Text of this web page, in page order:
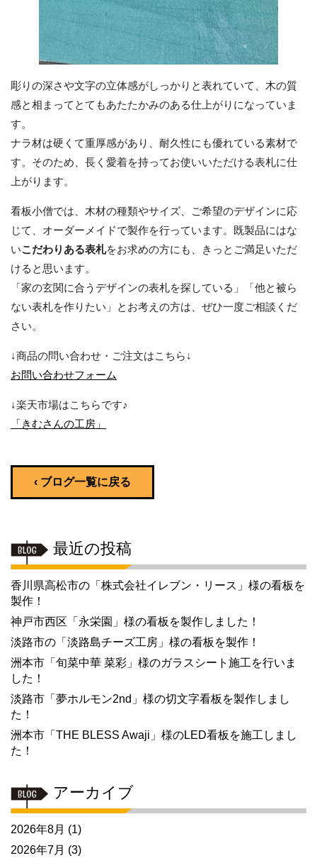
彫りの深さや文字の立体感がしっかりと表れていて、木の質
感と相まってとてもあたたかみのある仕上がりになっていま
す。
ナラ材は硬くて重厚感があり、耐久性にも優れている素材で
す。そのため、長く愛着を持ってお使いいただける表札に仕
上がります。
看板小僧では、木材の種類やサイズ、ご希望のデザインに応
じて、オーダーメイドで製作を行っています。既製品にはな
いこだわりある表札をお求めの方にも、きっとご満足いただ
けると思います。
「家の玄関に合うデザインの表札を探している」「他と被ら
ない表札を作りたい」とお考えの方は、ぜひ一度ご相談くだ
さい。
↓商品の問い合わせ・ご注文はこちら↓
お問い合わせフォーム
↓楽天市場はこちらです♪
「きむさんの工房」
‹ ブログ一覧に戻る
最近の投稿
香川県高松市の「株式会社イレブン・リース」様の看板を
製作！
神戸市西区「永栄園」様の看板を製作しました！
淡路市の「淡路島チーズ工房」様の看板を製作！
洲本市「旬菜中華 菜彩」様のガラスシート施工を行いま
した！
淡路市「夢ホルモン2nd」様の切文字看板を製作しまし
た！
洲本市「THE BLESS Awaji」様のLED看板を施工しまし
た！
アーカイブ
2026年8月 (1)
2026年7月 (3)